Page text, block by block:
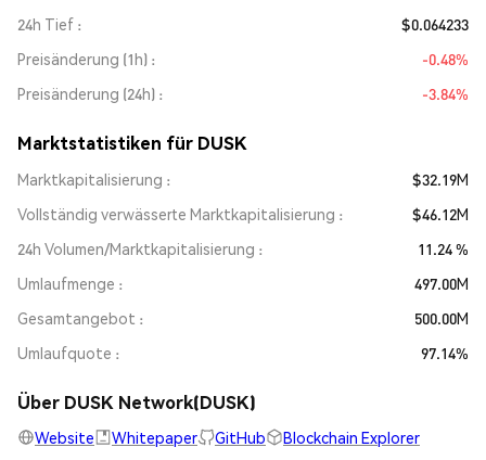
24h Tief
$0.064233
Preisänderung (1h)
-0.48%
Preisänderung (24h)
-3.84%
Marktstatistiken für DUSK
Marktkapitalisierung
$32.19M
Vollständig verwässerte Marktkapitalisierung
$46.12M
24h Volumen/Marktkapitalisierung
11.24 %
Umlaufmenge
497.00M
Gesamtangebot
500.00M
Umlaufquote
97.14%
Über DUSK Network(DUSK)
Website Whitepaper GitHub Blockchain Explorer